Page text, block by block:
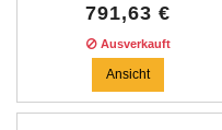
791,63 €
Ausverkauft
Ansicht